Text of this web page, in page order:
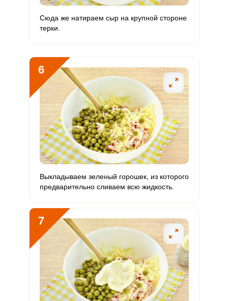
Бор 230 мкг 1200 мкг 3.1 6.4
Молибден
Сюда же натираем сыр на крупной стороне
терки.
6
Выкладываем зеленый горошек, из которого
предварительно сливаем всю жидкость.
7